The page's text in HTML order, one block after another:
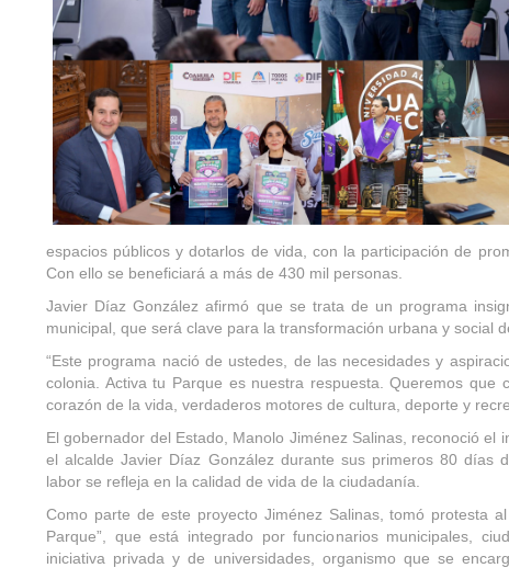
espacios públicos y dotarlos de vida, con la participación de
Con ello se beneficiará a más de 430 mil personas.
Javier Díaz González afirmó que se trata de un programa
municipal, que será clave para la transformación urbana y social
“Este programa nació de ustedes, de las necesidades y
colonia. Activa tu Parque es nuestra respuesta. Queremos que
corazón de la vida, verdaderos motores de cultura, deporte y
El gobernador del Estado, Manolo Jiménez Salinas, reconoció el
el alcalde Javier Díaz González durante sus primeros 80 días
labor se refleja en la calidad de vida de la ciudadanía.
Como parte de este proyecto Jiménez Salinas, tomó protesta
Parque”, que está integrado por funcionarios municipales,
iniciativa privada y de universidades, organismo que se